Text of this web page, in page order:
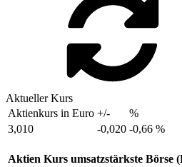
Aktueller Kurs
Aktienkurs in Euro +/-
%
3,010
-0,020 -0,66 %
Aktien Kurs umsatzstärkste Börse